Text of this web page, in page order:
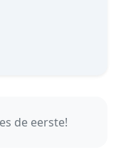
de eerste!